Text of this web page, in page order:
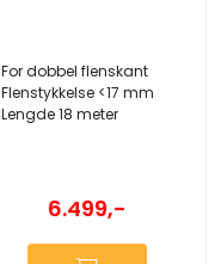
For dobbel flenskant
Flenstykkelse <17 mm
Lengde 18 meter
6.499,-